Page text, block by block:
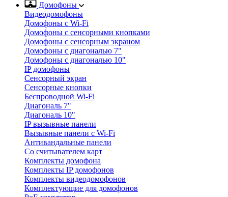
Домофоны
Видеодомофоны
Домофоны с Wi-Fi
Домофоны с сенсорными кнопками
Домофоны с сенсорным экраном
Домофоны с диагональю 7"
Домофоны с диагональю 10"
IP домофоны
Сенсорный экран
Сенсорные кнопки
Беспроводной Wi-Fi
Диагональ 7"
Диагональ 10"
IP вызывные панели
Вызывные панели с Wi-Fi
Антивандальные панели
Со считывателем карт
Комплекты домофона
Комплекты IP домофонов
Комплекты видеодомофонов
Комплектующие для домофонов